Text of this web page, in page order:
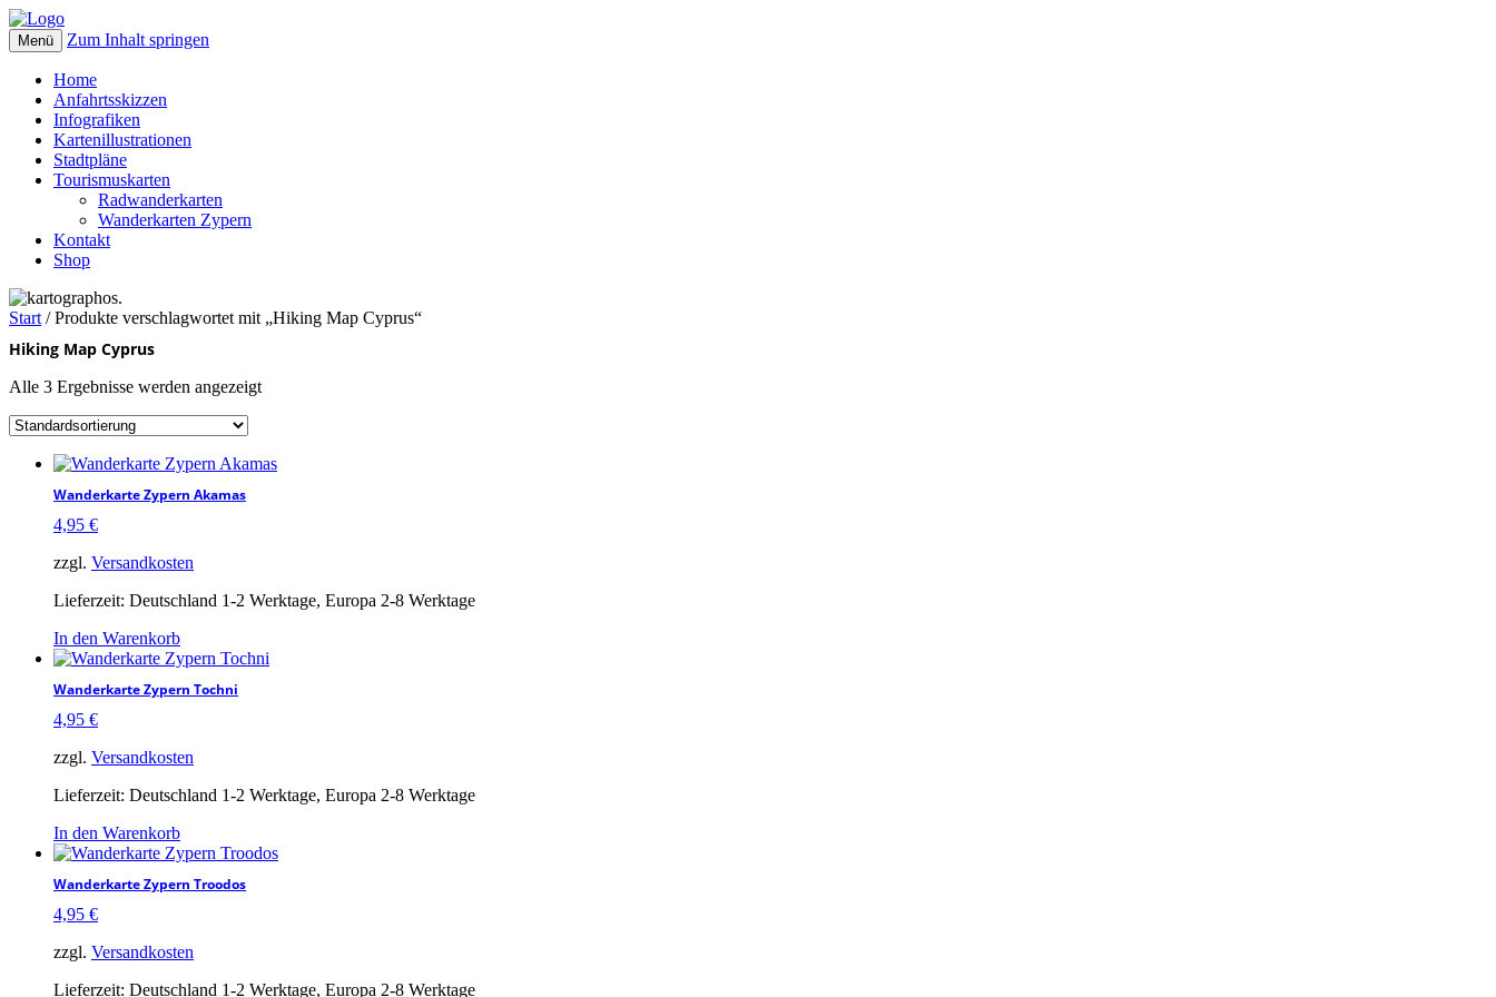
kartographos.
Ihr Weg zur individuellen Landkarte.
Menü Zum Inhalt springen
Home
Anfahrtsskizzen
Infografiken
Kartenillustrationen
Stadtpläne
Tourismuskarten
Radwanderkarten
Wanderkarten Zypern
Kontakt
Shop
Start / Produkte verschlagwortet mit „Hiking Map Cyprus“
Hiking Map Cyprus
Alle 3 Ergebnisse werden angezeigt
Wanderkarte Zypern Akamas
4,95 €
zzgl. Versandkosten
Lieferzeit: Deutschland 1-2 Werktage, Europa 2-8 Werktage
In den Warenkorb
Wanderkarte Zypern Tochni
4,95 €
zzgl. Versandkosten
Lieferzeit: Deutschland 1-2 Werktage, Europa 2-8 Werktage
In den Warenkorb
Wanderkarte Zypern Troodos
4,95 €
zzgl. Versandkosten
Lieferzeit: Deutschland 1-2 Werktage, Europa 2-8 Werktage